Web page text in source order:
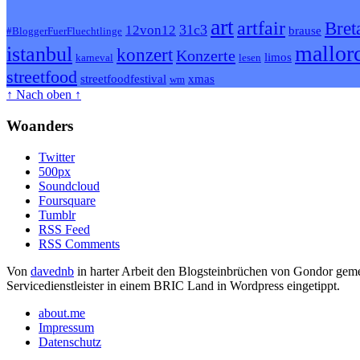
#BloggerFuerFluechtlinge 12von12 31c3 artartfair brause
istanbul karneval konzertKonzerte lesen limos
streetfood streetfoodfestival wm xmas
↑ Nach oben ↑
Woanders
Twitter
500px
Soundcloud
Foursquare
Tumblr
RSS Feed
RSS Comments
Von davednb in harter Arbeit den Blogsteinbrüchen von Gondor
Servicedienstleister in einem BRIC Land in Wordpress eingetippt.
about.me
Impressum
Datenschutz